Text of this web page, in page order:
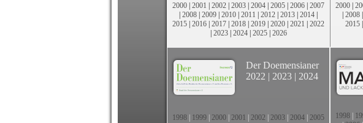
2000 | 2001 | 2002 | 2003 | 2004 | 2005 | 2006 | 2007
| 2008 | 2009 | 2010 | 2011 | 2012 | 2013 | 2014 |
2015 | 2016 | 2017 | 2018 | 2019 | 2020 | 2021 | 2022
| 2023| 2024| 2025| 2026
2000 |
| 2008 |
2015 |
Der Doemensianer
2022 | 2023 | 2024
1998 1999 2000 2001 2002 2003 2004 2005
1998